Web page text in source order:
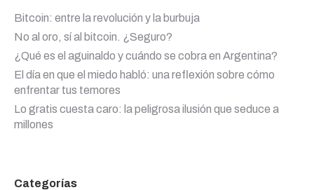
Bitcoin: entre la revolución y la burbuja
No al oro, sí al bitcoin. ¿Seguro?
¿Qué es el aguinaldo y cuándo se cobra en Argentina?
El día en que el miedo habló: una reflexión sobre cómo
enfrentar tus temores
Lo gratis cuesta caro: la peligrosa ilusión que seduce a
millones
Categorías